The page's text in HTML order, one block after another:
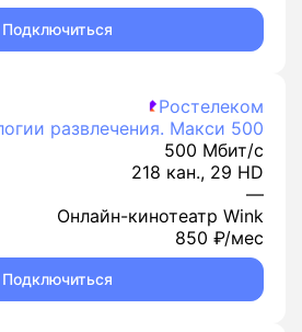
Подключиться
Ростелеком
развлечения. Макси 500
500 Мбит/с
218 кан., 29 HD
—
Онлайн-кинотеатр Wink
850 ₽/мес
Подключиться